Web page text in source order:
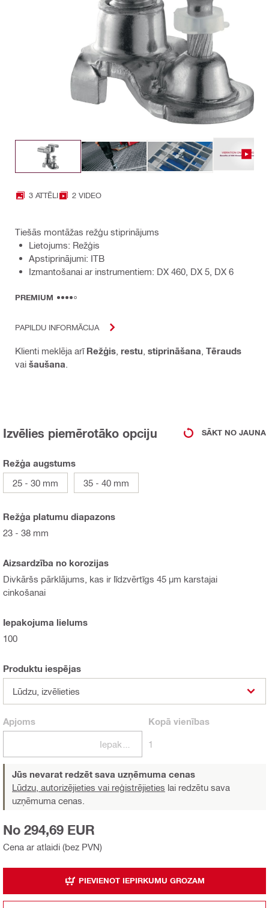
3 ATTĒLI 2 VIDEO
Tiešās montāžas režģu stiprinājums
Lietojums: Režģis
Apstiprinājumi: ITB
Izmantošanai ar instrumentiem: DX 460, DX 5, DX 6
PREMIUM
PAPILDU INFORMĀCIJA
Klienti meklēja arī Režģis restu stiprināšana Tērauds
vai šaušana
Izvēlies piemērotāko opciju SĀKT NO JAUNA
Režģa augstums
25 - 30 mm
35 - 40 mm
Režģa platumu diapazons
23 - 38 mm
Aizsardzība no korozijas
Divkāršs pārklājums, kas ir līdzvērtīgs 45 µm karstajai
cinkošanai
Iepakojuma lielums
100
Produktu iespējas
Lūdzu, izvēlieties
Apjoms Kopā vienības
1
Jūs nevarat redzēt sava uzņēmuma cenas
Lūdzu, autorizējieties vai reģistrējieties lai redzētu sava
uzņēmuma cenas.
Cena ar atlaidi (bez PVN)
No 294,69 EUR
PIEVIENOT IEPIRKUMU GROZAM